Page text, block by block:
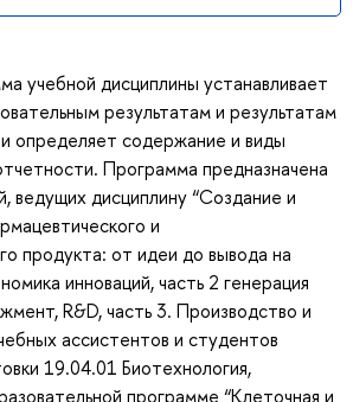
учебной дисциплины устанавливает
результатам и результатам
определяет содержание и виды
Программа предназначена
ведущих дисциплину “Создание и
и
продукта: от идеи до вывода на
инноваций, часть 2 генерация
R&D, часть 3. Производство и
ассистентов и студентов
19.04.01 Биотехнология,
программе “Клеточная и